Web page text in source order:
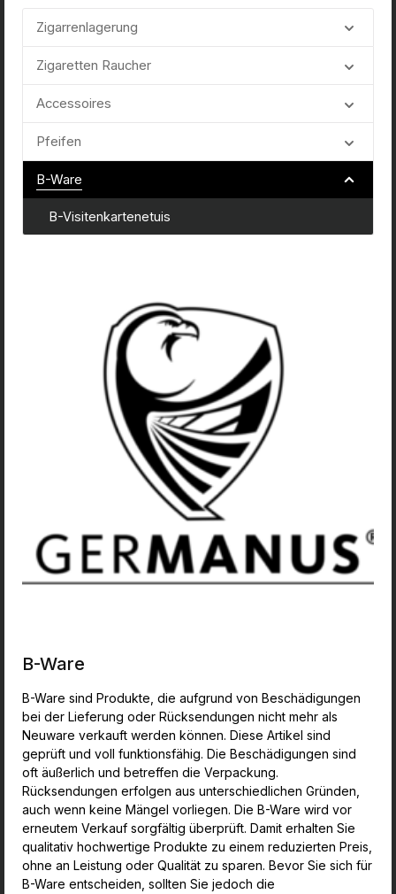
Zigarrenlagerung
Zigaretten Raucher
Accessoires
Pfeifen
B-Ware
B-Visitenkartenetuis
B-Ware
B-Ware sind Produkte, die aufgrund von Beschädigungen
bei der Lieferung oder Rücksendungen nicht mehr als
Neuware verkauft werden können. Diese Artikel sind
geprüft und voll funktionsfähig. Die Beschädigungen sind
oft äußerlich und betreffen die Verpackung.
Rücksendungen erfolgen aus unterschiedlichen Gründen,
auch wenn keine Mängel vorliegen. Die B-Ware wird vor
erneutem Verkauf sorgfältig überprüft. Damit erhalten Sie
qualitativ hochwertige Produkte zu einem reduzierten Preis,
ohne an Leistung oder Qualität zu sparen. Bevor Sie sich für
B-Ware entscheiden, sollten Sie jedoch die